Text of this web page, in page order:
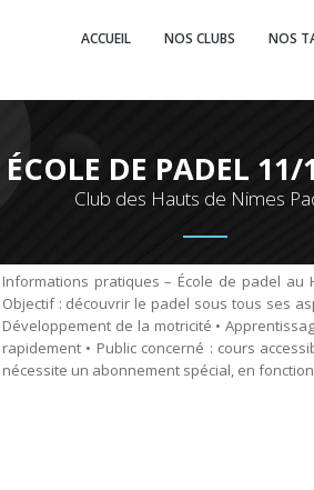
ACCUEIL NOS CLUBS NOS
ÉCOLE DE PADEL
Club des Hauts de Nimes
Informations pratiques – École de padel au
Objectif : découvrir le padel sous tous ses
Développement de la motricité •
rapidement • Public concerné : cours
nécessite un abonnement spécial, en fonction